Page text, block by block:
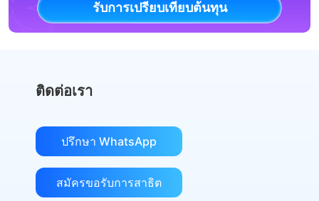
รับการเปรียบเทียบต้นทุน
ติดต่อเรา
ปรึกษา WhatsApp
สมัครขอรับการสาธิต